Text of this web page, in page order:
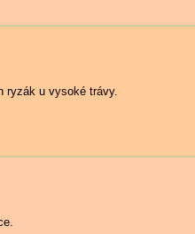
ryzák u vysoké trávy.